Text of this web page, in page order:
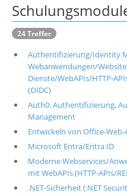
24 Treffer
Authentifizierung/Identity
Webanwendungen/
Dienste/WebAPIs/HTTP-
(OIDC)
Auth0: Authentifizierung,
Management
Entwickeln von Office-
Microsoft Entra/Entra ID
Moderne Webservices/
mit WebAPIs (HTTP-APIs/
.NET-Sicherheit (.NET